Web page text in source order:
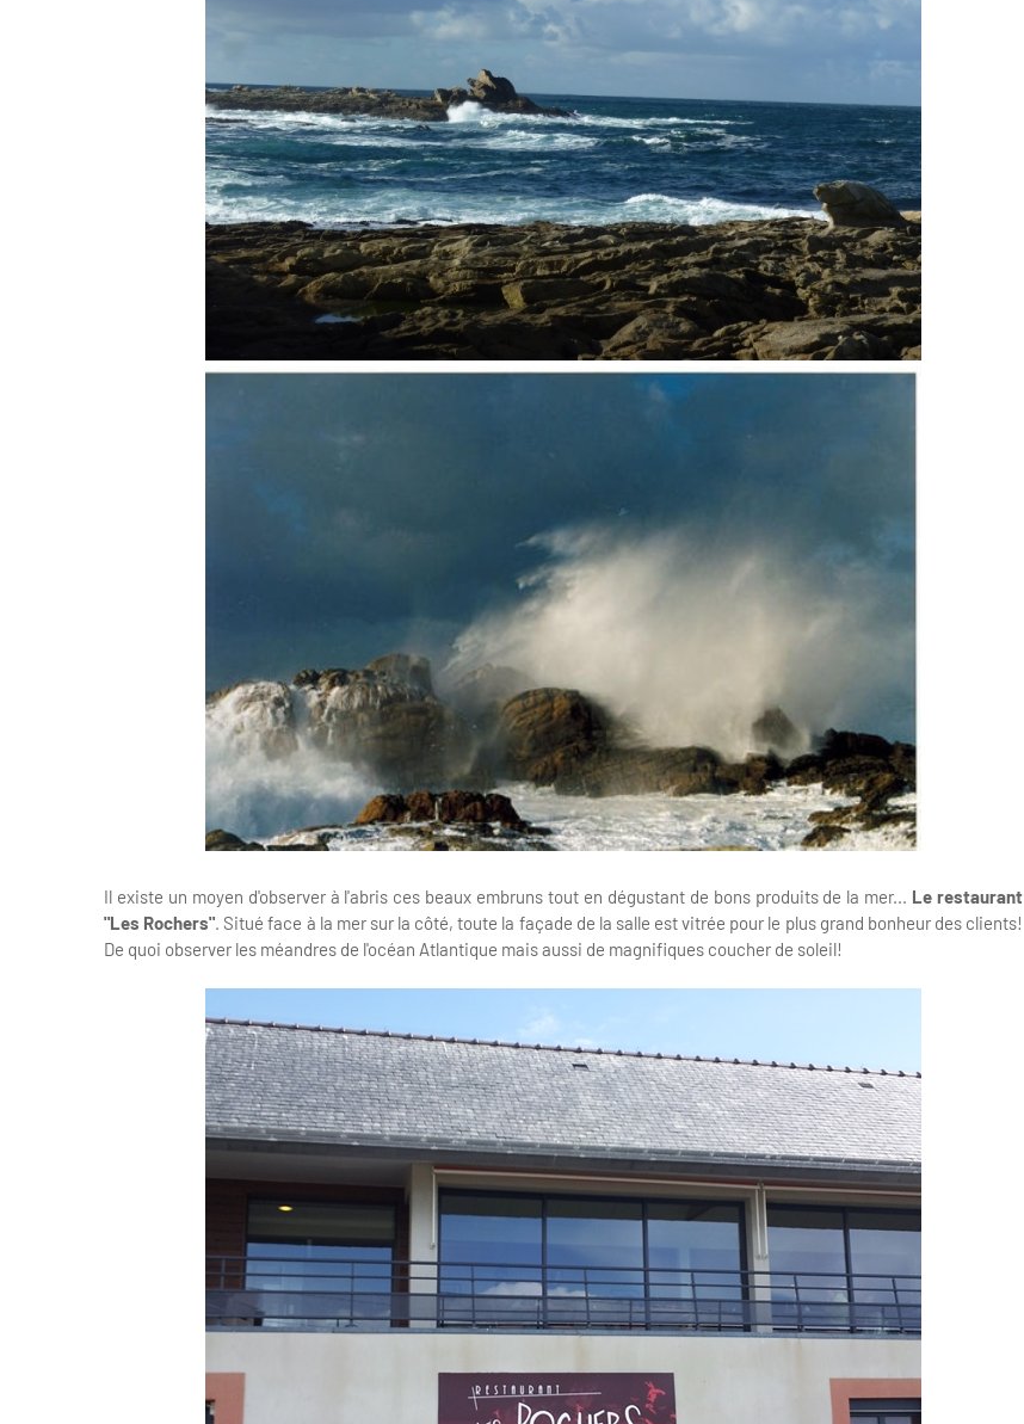
Il existe un moyen d'observer à l'abris ces beaux embruns tout en dégustant de bons produits de la mer... Le restaurant
"Les Rochers". Situé face à la mer sur la côté, toute la façade de la salle est vitrée pour le plus grand bonheur des clients!
De quoi observer les méandres de l'océan Atlantique mais aussi de magnifiques coucher de soleil!